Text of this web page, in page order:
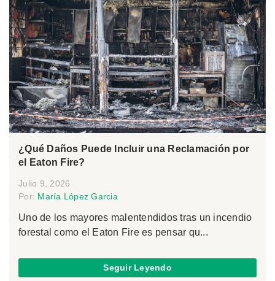
¿Qué Daños Puede Incluir una Reclamación por
el Eaton Fire?
Julio 9, 2026
Por: María López Garcia
Uno de los mayores malentendidos tras un incendio
forestal como el Eaton Fire es pensar qu...
Seguir Leyendo